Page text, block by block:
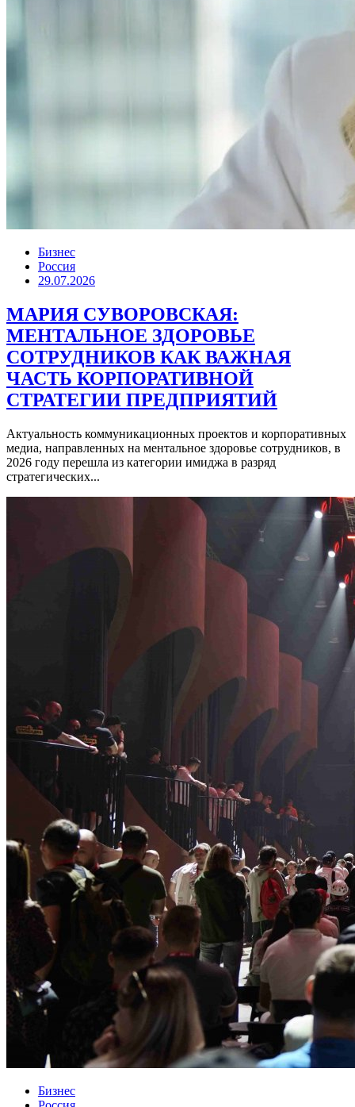
Бизнес
Россия
29.07.2026
МАРИЯ СУВОРОВСКАЯ:
МЕНТАЛЬНОЕ ЗДОРОВЬЕ
СОТРУДНИКОВ КАК ВАЖНАЯ
ЧАСТЬ КОРПОРАТИВНОЙ
СТРАТЕГИИ ПРЕДПРИЯТИЙ
Актуальность коммуникационных проектов и корпоративных
медиа, направленных на ментальное здоровье сотрудников, в
2026 году перешла из категории имиджа в разряд
стратегических...
Бизнес